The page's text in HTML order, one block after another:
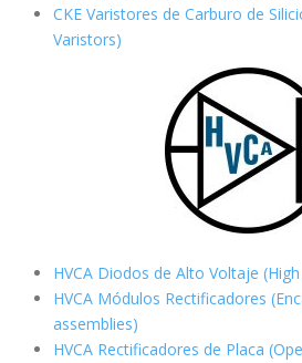
CKE Varistores de Carburo de
Varistors)
HVCA Diodos de Alto Voltaje
HVCA Módulos Rectificadores
assemblies)
HVCA Rectificadores de Placa